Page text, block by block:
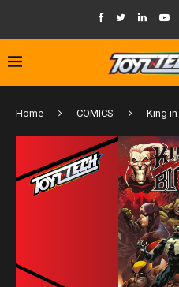
Home COMICS King